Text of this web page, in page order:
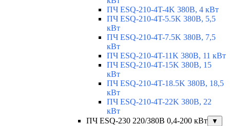
ПЧ ESQ-210-4T-4K 380В, 4 кВт
ПЧ ESQ-210-4T-5.5K 380В, 5,5
кВт
ПЧ ESQ-210-4T-7.5K 380В, 7,5
кВт
ПЧ ESQ-210-4T-11K 380В, 11 кВт
ПЧ ESQ-210-4T-15K 380В, 15
кВт
ПЧ ESQ-210-4T-18.5K 380В, 18,5
кВт
ПЧ ESQ-210-4T-22K 380В, 22
кВт
ПЧ ESQ-230 220/380В 0,4-200 кВт
▼